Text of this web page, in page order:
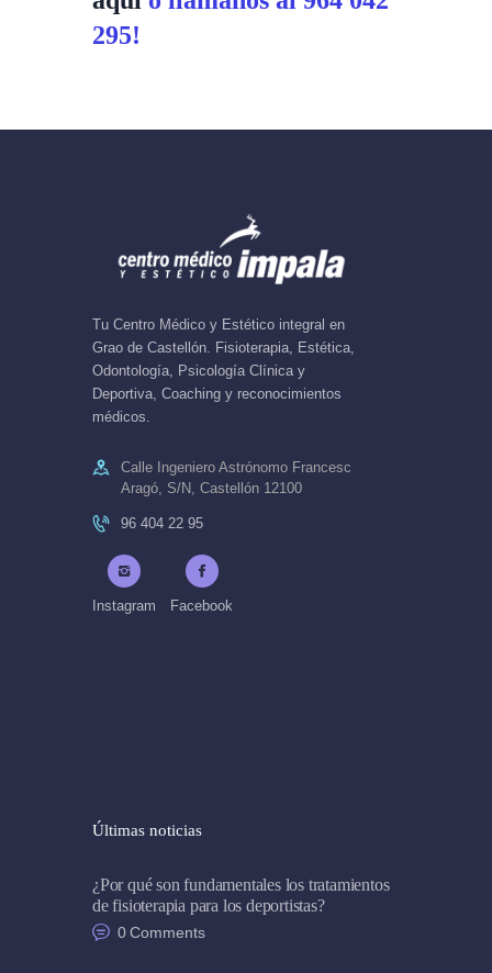
295!
Tu Centro Médico y Estético integral en
Grao de Castellón. Fisioterapia, Estética,
Odontología, Psicología Clínica y
Deportiva, Coaching y reconocimientos
médicos.
Calle Ingeniero Astrónomo Francesc
Aragó, S/N, Castellón 12100
96 404 22 95
Instagram Facebook
Últimas noticias
¿Por qué son fundamentales los tratamientos
de fisioterapia para los deportistas?
0 Comments